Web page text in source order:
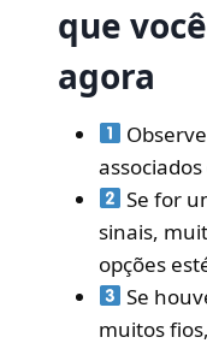
que
agora
Se for
sinais,
opções
Se
muitos